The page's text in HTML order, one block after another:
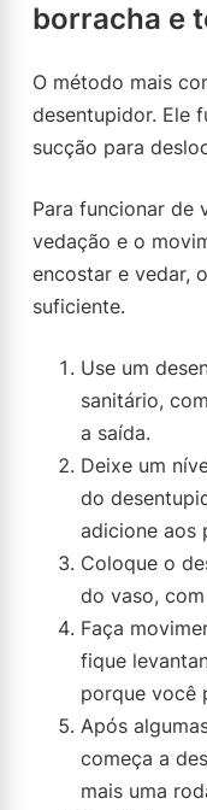
borracha e
O método mais
desentupidor. Ele
sucção para
Para funcionar de
vedação e o
encostar e vedar,
suficiente.
Use um
sanitário,
a saída.
Deixe um
do
adicione aos
Coloque o
do vaso,
Faça
fique
porque você
Após
começa a
mais uma